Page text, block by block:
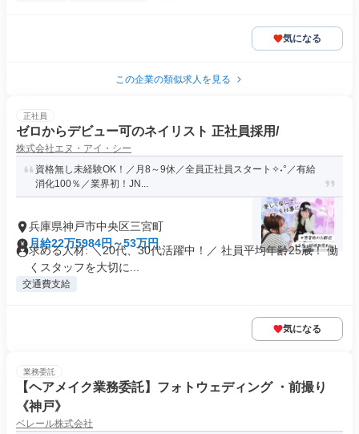
気になる
この企業の類似求人を見る
正社員
ゼロからデビュー可のネイリスト 正社員採用/
株式会社エヌ・アイ・シー
資格無し未経験OK！／月8～9休／全員正社員スタート✧˖°／有給
消化100％／業界初！JN...
兵庫県神戸市中央区三宮町
月給22万5984円～53万円
求める人材: ＼20代、30代活躍中！／ 社員平均年齢25歳！ 働
くスタッフを大切に...
交通費支給
気になる
業務委託
【ヘアメイク業務委託】フォトウェディング ・前撮り
《神戸》
ベレール株式会社